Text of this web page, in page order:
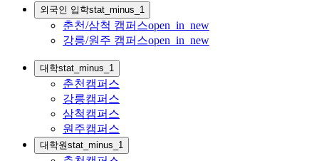
외국인 입학stat_minus_1
춘천/삼척 캠퍼스open_in_new
강릉/원주 캠퍼스open_in_new
대학stat_minus_1
춘천캠퍼스
강릉캠퍼스
삼척캠퍼스
원주캠퍼스
대학원stat_minus_1